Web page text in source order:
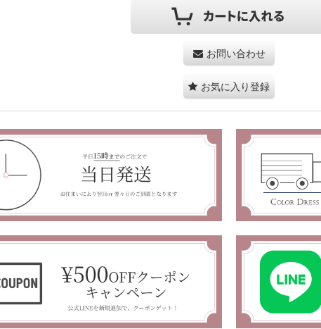
お問い合わせ
お気に入り登録